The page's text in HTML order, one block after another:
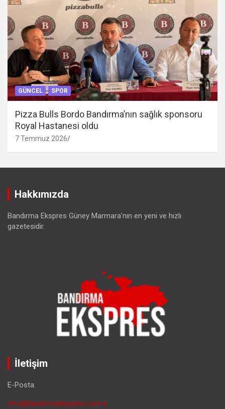
GÜNCEL SPOR
Pizza Bulls Bordo Bandırma’nın sağlık sponsoru
Royal Hastanesi oldu
7 Temmuz 2026
Hakkımızda
Bandırma Ekspres Güney Marmara'nın en yeni ve hızlı
gazetesidir.
İletişim
E-Posta:
info@bandirmaekspres.com.tr